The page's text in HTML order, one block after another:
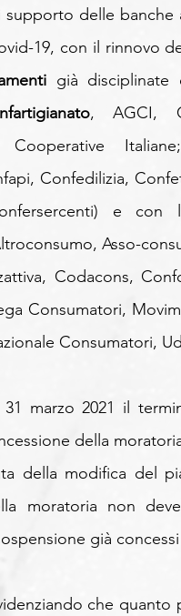
supporto delle
19, con il rinnovo
già disciplinate
, AGCI,
Cooperative
Confedilizia,
e con
Asso-
Codacons,
Consumatori,
Consumatori,
marzo 2021 il
della
della modifica del
moratoria non
già
che